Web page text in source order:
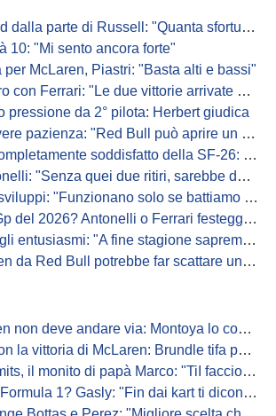
di Russell: "Quanta sfortuna può avere un pilota?"
10: "Mi sento ancora forte"
McLaren, Piastri: "Basta alti e bassi"
"Le due vittorie arrivate per colpa nostra
pressione da 2° pilota: Herbert giudica
"Red Bull può aprire un nuovo corso"
soddisfatto della SF-26: "Non è solo la mia macchina"
quei due ritiri, sarebbe davanti di tanto"
"Funzionano solo se battiamo gli altri"
Antonelli o Ferrari festeggiano il titolo in casa...
"A fine stagione sapremo se SF-26 è forte"
potrebbe far scattare un domino: ne parla Fittipaldi
deve andare via: Montoya lo convince
vittoria di McLaren: Brundle tifa papaya
di papà Marco: "TiI faccio fare la fine della gallina"
"Fin dai kart ti dicono di non alzare il piede dal gas"